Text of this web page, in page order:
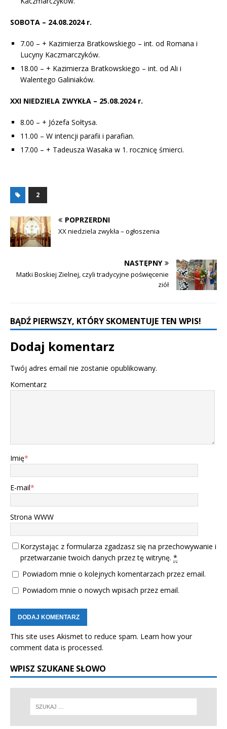
SOBOTA – 24.08.2024 r.
7.00 – + Kazimierza Bratkowskiego – int. od Romana i
Lucyny Kaczmarczyków.
18.00 – + Kazimierza Bratkowskiego – int. od Ali i
Walentego Galiniaków.
XXI NIEDZIELA ZWYKŁA – 25.08.2024 r.
8.00 – + Józefa Sołtysa.
11.00 – W intencji parafii i parafian.
17.00 – + Tadeusza Wasaka w 1. rocznicę śmierci.
2
POPRZERDNI
XX niedziela zwykła – ogłoszenia
NASTĘPNY
Matki Boskiej Zielnej, czyli tradycyjne poświęcenie
ziół
BĄDŹ PIERWSZY, KTÓRY SKOMENTUJE TEN WPIS!
Dodaj komentarz
Twój adres email nie zostanie opublikowany.
Komentarz
Imię*
E-mail*
Strona WWW
Korzystając z formularza zgadzasz się na przechowywanie i
przetwarzanie twoich danych przez tę witrynę. *
Powiadom mnie o kolejnych komentarzach przez email.
Powiadom mnie o nowych wpisach przez email.
This site uses Akismet to reduce spam. Learn how your
comment data is processed.
WPISZ SZUKANE SŁOWO